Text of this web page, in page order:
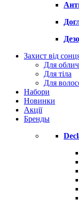
Захист від
Для
Для тіла
Для
Набори
Новинки
Акції
Бренды